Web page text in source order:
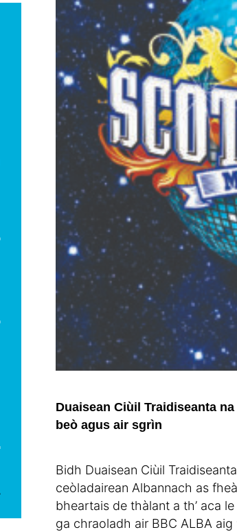
Duaisean Ciùil Traidiseanta
beò agus air sgrìn
Bidh Duaisean Ciùil
ceòladairean Albannach as
bheartais de thàlant a th’ aca
ga chraoladh air BBC ALBA